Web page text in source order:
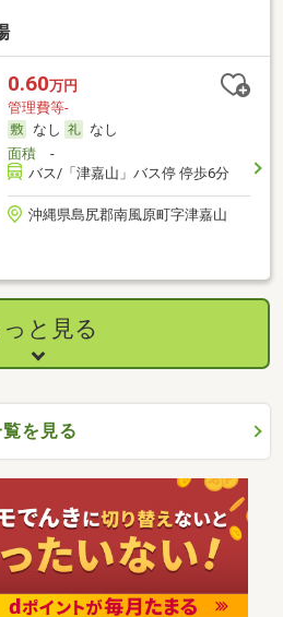
0.60万円
管理費等-
なし
なし
面積-
バス/「津嘉山」バス停 停歩6分
沖縄県島尻郡南風原町字津嘉山
っと見る
を見る